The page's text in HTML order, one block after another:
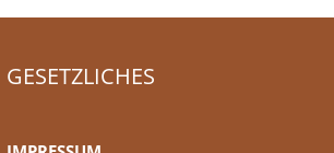
GESETZLICHES